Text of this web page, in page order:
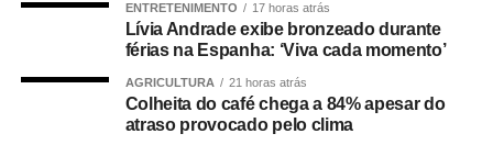
“Foi uma escolha política apresentada, construída e
formalizada dentro do processo partidário, inclusive com
a realização da convenção.”
A partir da definição, afirmou o empresário, pessoas
ENTRETENIMENTO 17 horas atrás
Lívia Andrade exibe bronzeado durante
férias na Espanha: ‘Viva cada momento’
AGRICULTURA 21 horas atrás
Colheita do café chega a 84% apesar do
atraso provocado pelo clima